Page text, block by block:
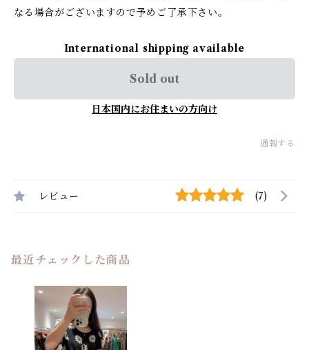
なる場合がございますので予めご了承下さい。
International shipping available
Sold out
日本国内にお住まいの方向け
通報する
レビュー (7)
最近チェックした商品